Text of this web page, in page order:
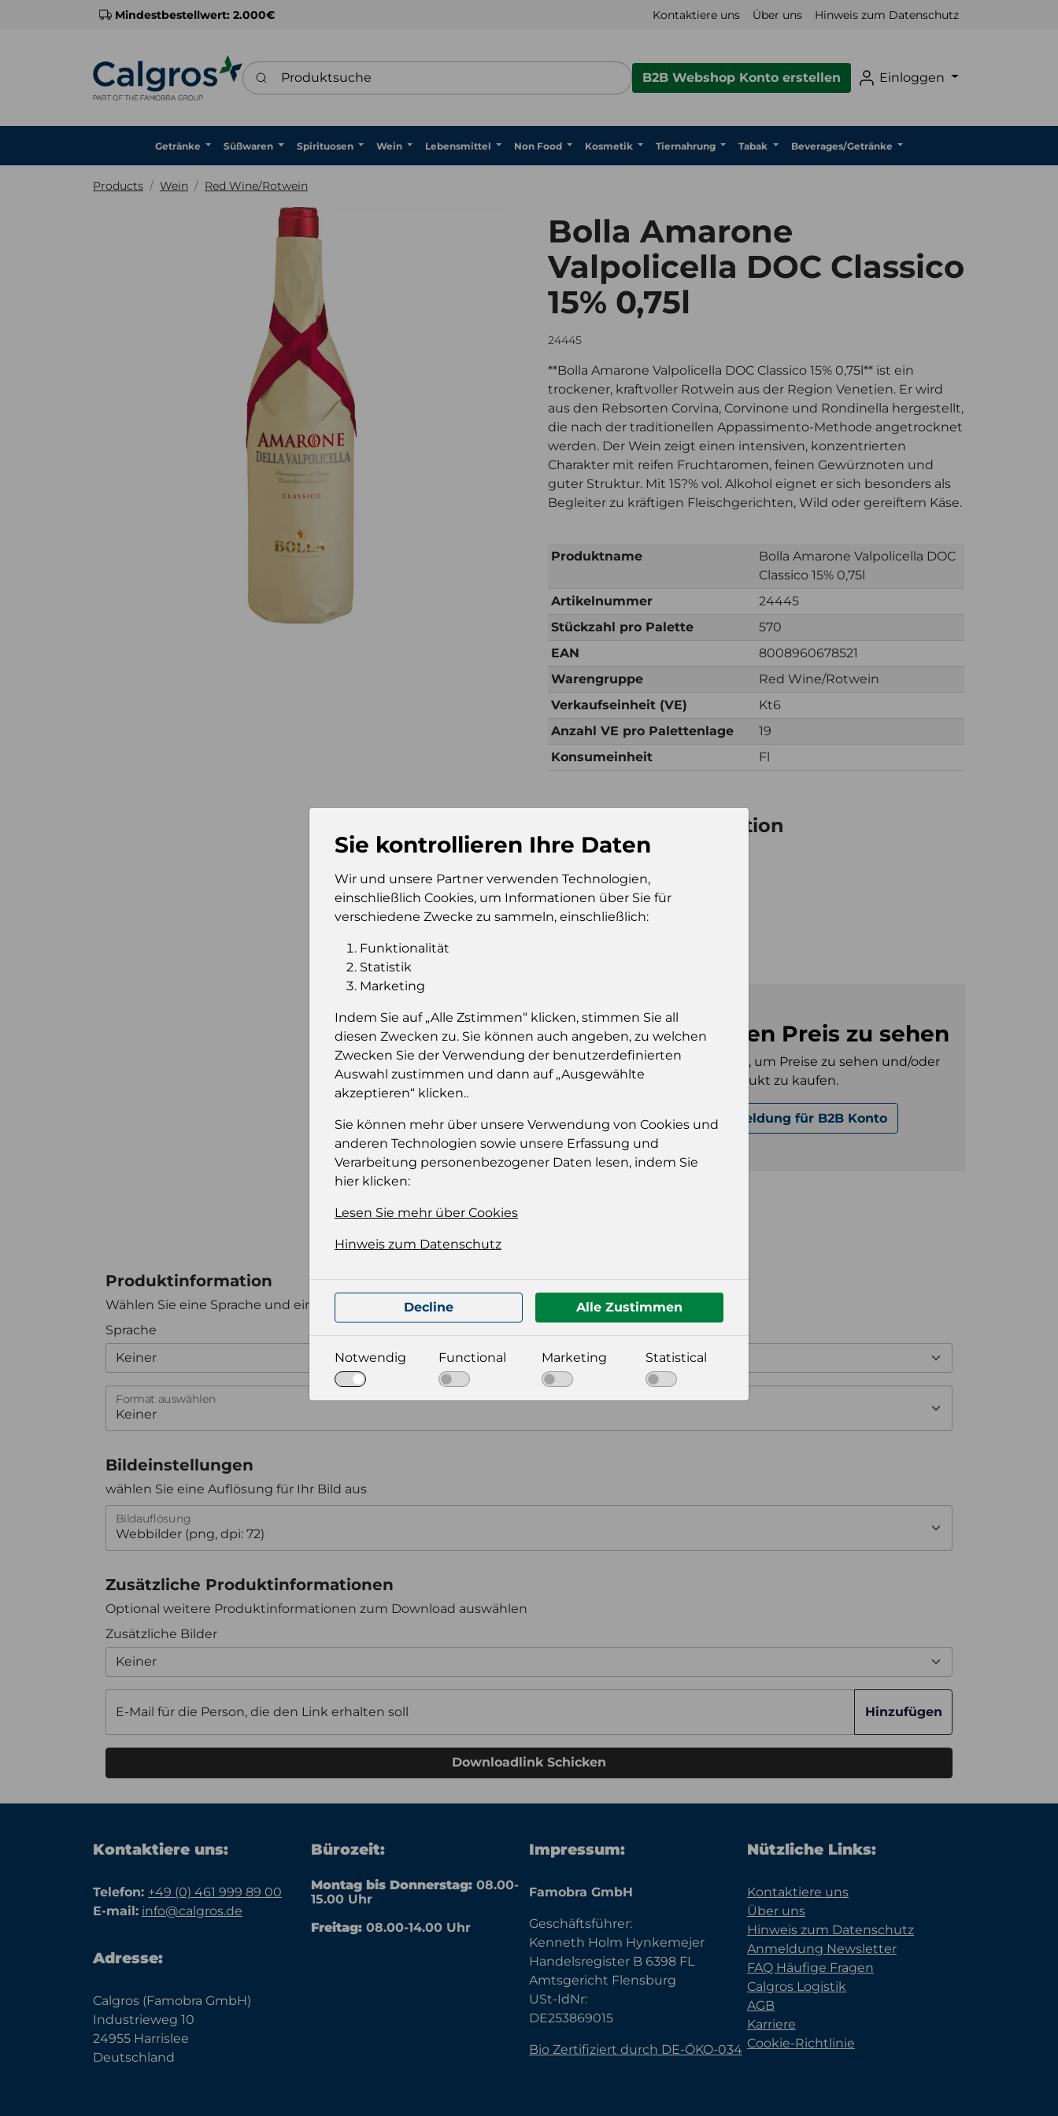
Mindestbestellwert: 2.000€ Kontaktiere uns Über uns Hinweis zum Datenschutz
Produktsuche
B2B Webshop Konto erstellen Einloggen
Getränke Süßwaren Spirituosen Wein Lebensmittel Non Food Kosmetik Tiernahrung Tabak Beverages/Getränke
Products Wein Red Wine/Rotwein
Bolla Amarone
Valpolicella DOC Classico
15% 0,75l
24445
**Bolla Amarone Valpolicella DOC Classico 15% 0,75l** ist ein
trockener, kraftvoller Rotwein aus der Region Venetien. Er wird
aus den Rebsorten Corvina, Corvinone und Rondinella hergestellt,
die nach der traditionellen Appassimento-Methode angetrocknet
werden. Der Wein zeigt einen intensiven, konzentrierten
Charakter mit reifen Fruchtaromen, feinen Gewürznoten und
guter Struktur. Mit 15?% vol. Alkohol eignet er sich besonders als
Begleiter zu kräftigen Fleischgerichten, Wild oder gereiftem Käse.
Produktname
Bolla Amarone Valpolicella DOC
Classico 15% 0,75l
Artikelnummer
24445
Stückzahl pro Palette
570
EAN
8008960678521
Warengruppe
Red Wine/Rotwein
Verkaufseinheit (VE)
Kt6
Anzahl VE pro Palettenlage
19
Konsumeinheit
Fl
Zusätzliche Information
Verkaufseinheit (VE)
Verkaufseinheit pro
Palette
Konsumeinheit
Einloggen um den Preis zu sehen
Sie müssen eingeloggt sein, um Preise zu sehen und/oder
dieses Produkt zu kaufen.
Einloggen Anmeldung für B2B Konto
Produktinformation
Wählen Sie eine Sprache und ein Format für Ihre Produktdatei aus
Sprache
Keiner
Format auswählen
Bildeinstellungen
wählen Sie eine Auflösung für Ihr Bild aus
Bildauflösung
Zusätzliche Produktinformationen
Optional weitere Produktinformationen zum Download auswählen
Zusätzliche Bilder
Keiner
E-Mail für die Person, die den Link erhalten soll Hinzufügen
Downloadlink Schicken
Kontaktiere uns:
Telefon: +49 (0) 461 999 89 00
E-mail: info@calgros.de
Adresse:
Calgros (Famobra GmbH)
Industrieweg 10
24955 Harrislee
Deutschland
Bürozeit:
Montag bis Donnerstag: 08.00-
15.00 Uhr
Freitag: 08.00-14.00 Uhr
Impressum:
Famobra GmbH
Geschäftsführer:
Kenneth Holm Hynkemejer
Handelsregister B 6398 FL
Amtsgericht Flensburg
USt-IdNr:
DE253869015
Bio Zertifiziert durch DE-ÖKO-034
Nützliche Links:
Kontaktiere uns
Über uns
Hinweis zum Datenschutz
Anmeldung Newsletter
FAQ Häufige Fragen
Calgros Logistik
AGB
Karriere
Cookie-Richtlinie
Sie kontrollieren Ihre Daten
Wir und unsere Partner verwenden Technologien,
einschließlich Cookies, um Informationen über Sie für
verschiedene Zwecke zu sammeln, einschließlich:
Funktionalität
Statistik
Marketing
Indem Sie auf „Alle Zstimmen“ klicken, stimmen Sie all
diesen Zwecken zu. Sie können auch angeben, zu welchen
Zwecken Sie der Verwendung der benutzerdefinierten
Auswahl zustimmen und dann auf „Ausgewählte
akzeptieren“ klicken..
Sie können mehr über unsere Verwendung von Cookies und
anderen Technologien sowie unsere Erfassung und
Verarbeitung personenbezogener Daten lesen, indem Sie
hier klicken:
Lesen Sie mehr über Cookies
Hinweis zum Datenschutz
Decline Alle Zustimmen
Notwendig Functional Marketing Statistical